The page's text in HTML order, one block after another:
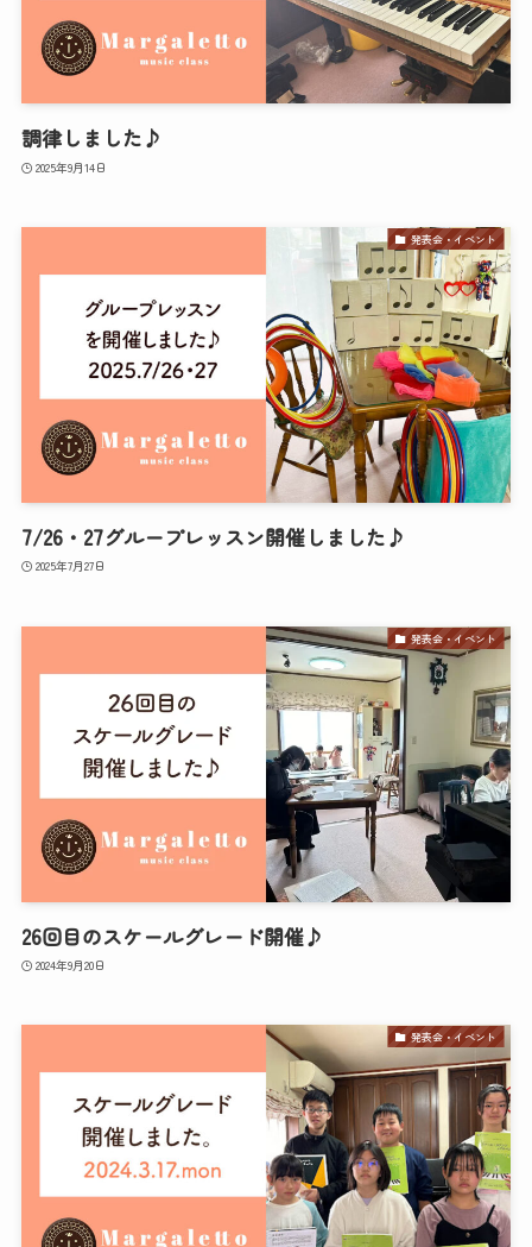
調律しました♪
2025年9月14日
発表会・イベント
7/26・27グループレッスン開催しました♪
2025年7月27日
発表会・イベント
26回目のスケールグレード開催♪
2024年9月20日
発表会・イベント